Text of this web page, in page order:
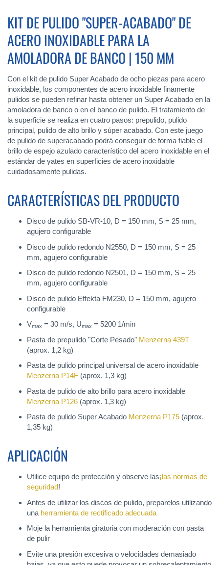
KIT DE PULIDO "SUPER-ACABADO" DE
ACERO INOXIDABLE PARA LA
AMOLADORA DE BANCO | 150 MM
Con el kit de pulido Super Acabado de ocho piezas para acero
inoxidable, los componentes de acero inoxidable finamente
pulidos se pueden refinar hasta obtener un Super Acabado en la
amoladora de banco o en el banco de pulido. El tratamiento de
la superficie se realiza en cuatro pasos: prepulido, pulido
principal, pulido de alto brillo y súper acabado. Con este juego
de pulido de superacabado podrá conseguir de forma fiable el
brillo de espejo azulado característico del acero inoxidable en el
estándar de yates en superficies de acero inoxidable
cuidadosamente pulidas.
CARACTERÍSTICAS DEL PRODUCTO
Disco de pulido SB-VR-10, D = 150 mm, S = 25 mm,
agujero configurable
Disco de pulido redondo N2550, D = 150 mm, S = 25
mm, agujero configurable
Disco de pulido redondo N2501, D = 150 mm, S = 25
mm, agujero configurable
Disco de pulido Effekta FM230, D = 150 mm, agujero
configurable
Vmax = 30 m/s, Umax = 5200 1/min
Pasta de prepulido "Corte Pesado" Menzerna 439T
(aprox. 1,2 kg)
Pasta de pulido principal universal de acero inoxidable
Menzerna P14F (aprox. 1,3 kg)
Pasta de pulido de alto brillo para acero inoxidable
Menzerna P126 (aprox. 1,3 kg)
Pasta de pulido Super Acabado Menzerna P175 (aprox.
1,35 kg)
APLICACIÓN
Utilice equipo de protección y observe las¡las normas de
seguridad!
Antes de utilizar los discos de pulido, preparelos utilizando
una herramienta de rectificado adecuada
Moje la herramienta giratoria con moderación con pasta
de pulir
Evite una presión excesiva o velocidades demasiado